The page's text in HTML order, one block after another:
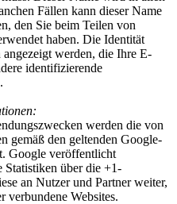
Fällen kann dieser Name
den Sie beim Teilen von
haben. Die Identität
werden, die Ihre E-
identifizierende
werden die von
gemäß den geltenden Google-
Google veröffentlicht
Statistiken über die +1-
an Nutzer und Partner weiter,
verbundene Websites.